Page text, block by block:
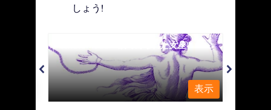
しょう!
Andromeda - 鎖で縛られた女座
表示